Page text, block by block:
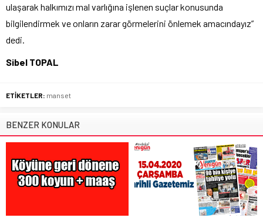
ulaşarak halkımızı mal varlığına işlenen suçlar konusunda
bilgilendirmek ve onların zarar görmelerini önlemek amacındayız”
dedi.
Sibel TOPAL
ETİKETLER: manset
BENZER KONULAR